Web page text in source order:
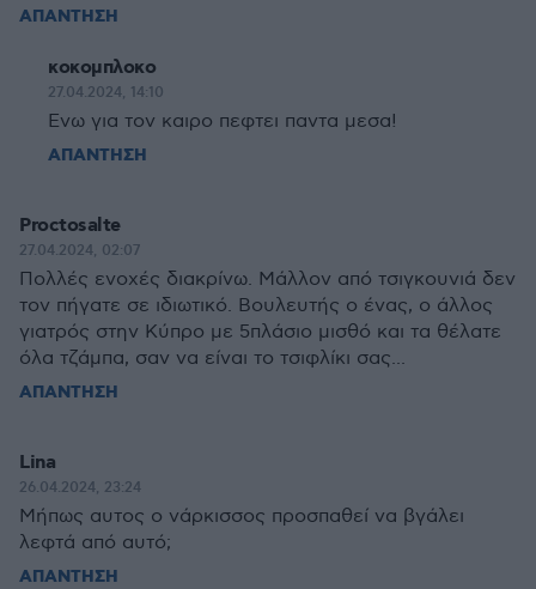
ΑΠΑΝΤΗΣΗ
κοκομπλοκο
27.04.2024, 14:10
Ενω για τον καιρο πεφτει παντα μεσα!
ΑΠΑΝΤΗΣΗ
Proctosalte
27.04.2024, 02:07
Πολλές ενοχές διακρίνω. Μάλλον από τσιγκουνιά δεν
τον πήγατε σε ιδιωτικό. Βουλευτής ο ένας, ο άλλος
γιατρός στην Κύπρο με 5πλάσιο μισθό και τα θέλατε
όλα τζάμπα, σαν να είναι το τσιφλίκι σας...
ΑΠΑΝΤΗΣΗ
Lina
26.04.2024, 23:24
Μήπως αυτος ο νάρκισσος προσπαθεί να βγάλει
λεφτά από αυτό;
ΑΠΑΝΤΗΣΗ